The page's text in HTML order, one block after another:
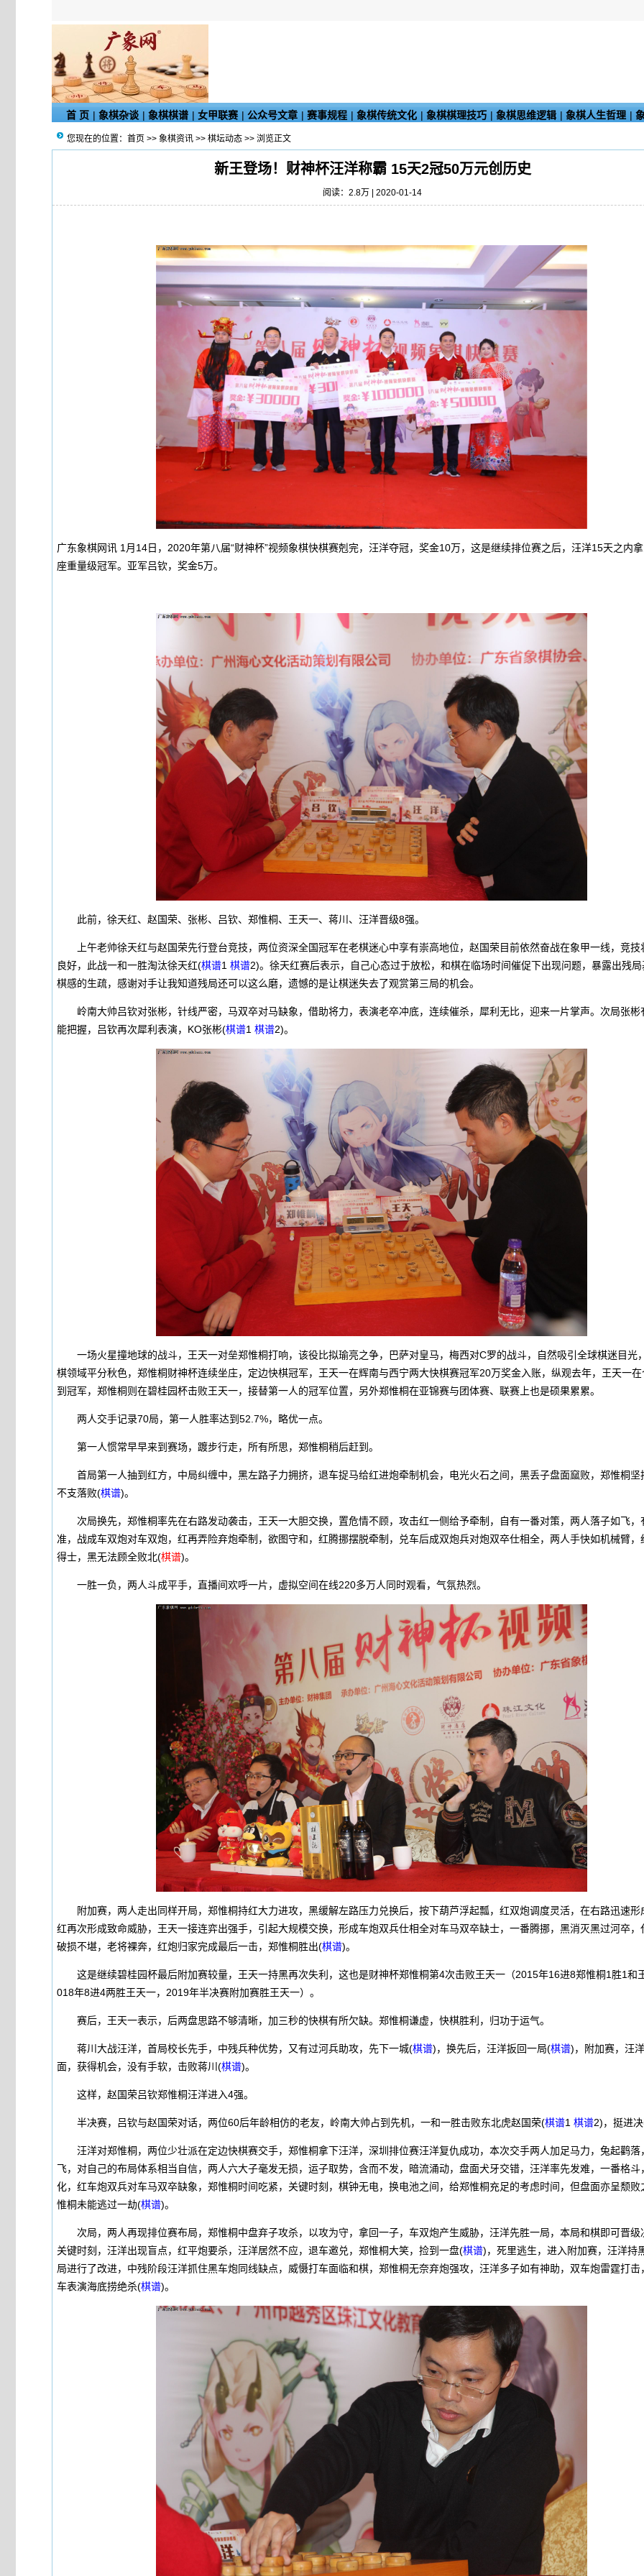
首 页 | 象棋杂谈 | 象棋棋谱 | 女甲联赛 | 公众号文章 | 赛事规程 | 象棋传统文化 | 象棋棋理技巧 | 象棋思维逻辑 | 象棋人生哲理 |
您现在的位置： 首页 >> 象棋资讯 >> 棋坛动态 >> 浏览正文
新王登场！财神杯汪洋称霸 15天2冠50万元创历史
阅读：2.8万 | 2020-01-14
广东象棋网讯 1月14日，2020年第八届“财神杯”视频象棋快棋赛剋完，汪洋夺冠，奖金10万，这是继续排位赛之后，汪洋15天之内
座重量级冠军。亚军吕钦，奖金5万。
此前，徐天红、赵国荣、张彬、吕钦、郑惟桐、王天一、蒋川、汪洋晋级8强。
上午老帅徐天红与赵国荣先行登台竞技，两位资深全国冠军在老棋迷心中享有崇高地位，赵国荣目前依然奋战在象甲一线，竞技
良好，此战一和一胜淘汰徐天红(棋谱1 棋谱2)。徐天红赛后表示，自己心态过于放松，和棋在临场时间催促下出现问题，暴露出残
棋感的生疏，感谢对手让我知道残局还可以这么磨，遗憾的是让棋迷失去了观赏第三局的机会。
岭南大帅吕钦对张彬，针线严密，马双卒对马缺象，借助将力，表演老卒冲底，连续催杀，犀利无比，迎来一片掌声。次局张彬
能把握，吕钦再次犀利表演，KO张彬(棋谱1 棋谱2)。
一场火星撞地球的战斗，王天一对垒郑惟桐打响，该役比拟瑜亮之争，巴萨对皇马，梅西对C罗的战斗，自然吸引全球棋迷目光
棋领域平分秋色，郑惟桐财神杯连续坐庄，定边快棋冠军，王天一在辉南与西宁两大快棋赛冠军20万奖金入账，纵观去年，王天一
到冠军，郑惟桐则在碧桂园杯击败王天一，接替第一人的冠军位置，另外郑惟桐在亚锦赛与团体赛、联赛上也是硕果累累。
两人交手记录70局，第一人胜率达到52.7%，略优一点。
第一人惯常早早来到赛场，踱步行走，所有所思，郑惟桐稍后赶到。
首局第一人抽到红方，中局纠缠中，黑左路子力拥挤，退车捉马给红进炮牵制机会，电光火石之间，黑丢子盘面窳败，郑惟桐坚
不支落败(棋谱)。
次局换先，郑惟桐率先在右路发动袭击，王天一大胆交换，置危情不顾，攻击红一侧给予牵制，自有一番对策，两人落子如飞，
准，战成车双炮对车双炮，红再弄险弃炮牵制，欲图守和，红腾挪摆脱牵制，兑车后成双炮兵对炮双卒仕相全，两人手快如机械臂，
得士，黑无法顾全败北(棋谱)。
一胜一负，两人斗成平手，直播间欢呼一片，虚拟空间在线220多万人同时观看，气氛热烈。
附加赛，两人走出同样开局，郑惟桐持红大力进攻，黑缓解左路压力兑换后，按下葫芦浮起瓢，红双炮调度灵活，在右路迅速形
红再次形成致命威胁，王天一接连弈出强手，引起大规模交换，形成车炮双兵仕相全对车马双卒缺士，一番腾挪，黑消灭黑过河卒，
破损不堪，老将裸奔，红炮归家完成最后一击，郑惟桐胜出(棋谱)。
这是继续碧桂园杯最后附加赛较量，王天一持黑再次失利，这也是财神杯郑惟桐第4次击败王天一（2015年16进8郑惟桐1胜1和
018年8进4两胜王天一，2019年半决赛附加赛胜王天一）。
赛后，王天一表示，后两盘思路不够清晰，加三秒的快棋有所欠缺。郑惟桐谦虚，快棋胜利，归功于运气。
蒋川大战汪洋，首局校长先手，中残兵种优势，又有过河兵助攻，先下一城(棋谱)，换先后，汪洋扳回一局(棋谱)，附加赛，汪
面，获得机会，没有手软，击败蒋川(棋谱)。
这样，赵国荣吕钦郑惟桐汪洋进入4强。
半决赛，吕钦与赵国荣对话，两位60后年龄相仿的老友，岭南大帅占到先机，一和一胜击败东北虎赵国荣(棋谱1 棋谱2)，挺进
汪洋对郑惟桐，两位少壮派在定边快棋赛交手，郑惟桐拿下汪洋，深圳排位赛汪洋复仇成功，本次交手两人加足马力，兔起鹳落
飞，对自己的布局体系相当自信，两人六大子毫发无损，运子取势，含而不发，暗流涌动，盘面犬牙交错，汪洋率先发难，一番格斗
化，红车炮双兵对车马双卒缺象，郑惟桐时间吃紧，关键时刻，棋钟无电，换电池之间，给郑惟桐充足的考虑时间，但盘面亦呈颓败
惟桐未能逃过一劫(棋谱)。
次局，两人再现排位赛布局，郑惟桐中盘弃子攻杀，以攻为守，拿回一子，车双炮产生威胁，汪洋先胜一局，本局和棋即可晋级
关键时刻，汪洋出现盲点，红平炮要杀，汪洋居然不应，退车邀兑，郑惟桐大笑，捡到一盘(棋谱)，死里逃生，进入附加赛，汪洋持
局进行了改进，中残阶段汪洋抓住黑车炮同线缺点，威慑打车面临和棋，郑惟桐无奈弃炮强攻，汪洋多子如有神助，双车炮雷霆打击
车表演海底捞绝杀(棋谱)。